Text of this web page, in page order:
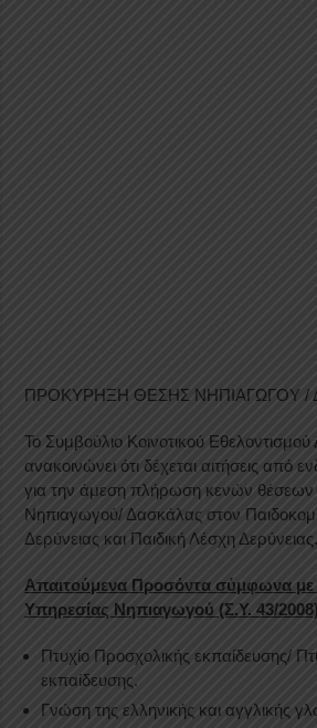
ΠΡΟΚΥΡΗΞΗ ΘΕΣΗΣ ΝΗΠΙΑΓΩΓΟΥ /
Το Συμβούλιο Κοινοτικού Εθελοντισμού
ανακοινώνει ότι δέχεται αιτήσεις από
για την άμεση πλήρωση κενών θέσεων
Νηπιαγωγού/ Δασκάλας στον
Δερύνειας και Παιδική Λέσχη Δερύνειας.
Απαιτούμενα Προσόντα σύμφωνα με
Υπηρεσίας Νηπιαγωγού (Σ.Υ. 43/2008)
Πτυχίο Προσχολικής εκπαίδευσης/
εκπαίδευσης.
Γνώση της ελληνικής και αγγλικής